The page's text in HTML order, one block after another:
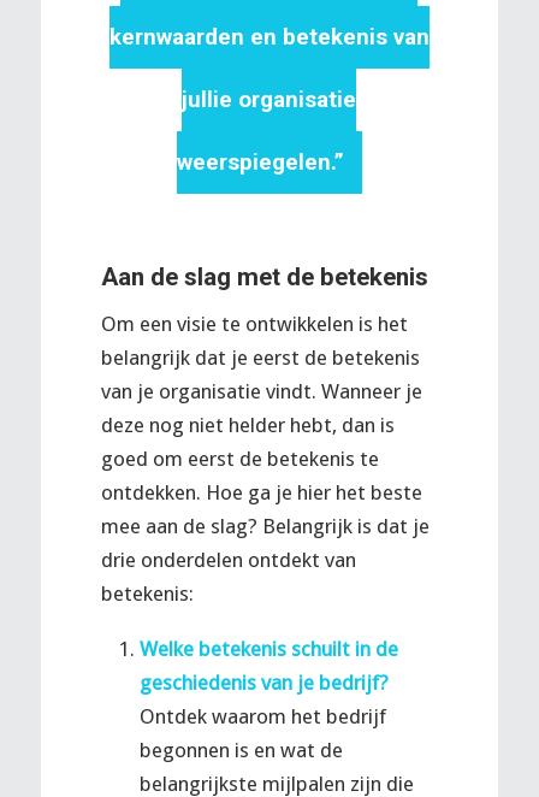
kernwaarden en betekenis van
jullie organisatie
weerspiegelen.”
Aan de slag met de betekenis
Om een visie te ontwikkelen is het
belangrijk dat je eerst de betekenis
van je organisatie vindt. Wanneer je
deze nog niet helder hebt, dan is
goed om eerst de betekenis te
ontdekken. Hoe ga je hier het beste
mee aan de slag? Belangrijk is dat je
drie onderdelen ontdekt van
betekenis:
Welke betekenis schuilt in de
geschiedenis van je bedrijf?
Ontdek waarom het bedrijf
begonnen is en wat de
belangrijkste mijlpalen zijn die